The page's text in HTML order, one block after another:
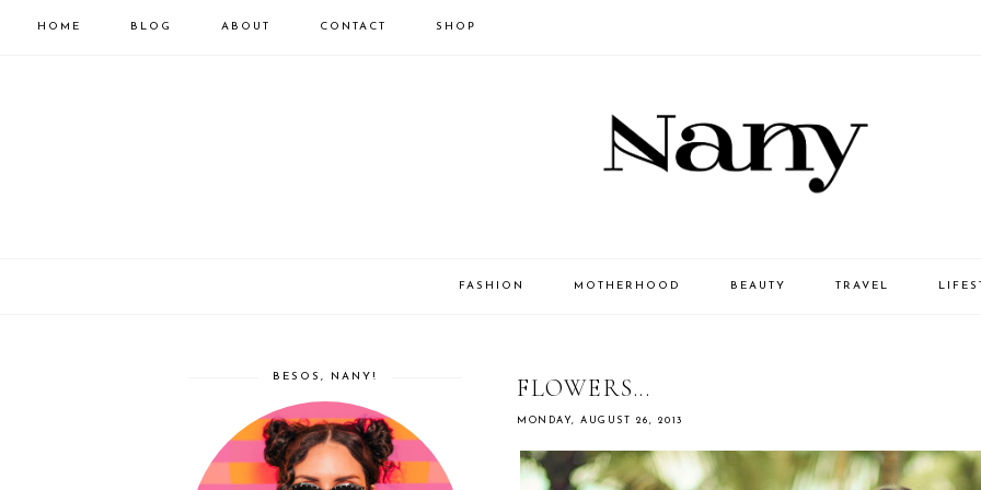
HOME BLOG ABOUT CONTACT SHOP
FASHION MOTHERHOOD BEAUTY TRAVEL
FLOWERS...
MONDAY, AUGUST 26, 2013
BESOS, NANY!